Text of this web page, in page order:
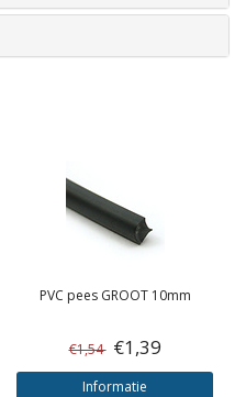
PVC pees GROOT 10mm
€1,54 €1,39
Informatie